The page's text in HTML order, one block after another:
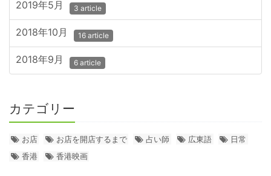
2019年5月 3 article
2018年10月 16 article
2018年9月 6 article
カテゴリー
お店 お店を開店するまで 占い師 広東語
日常
香港
香港映画